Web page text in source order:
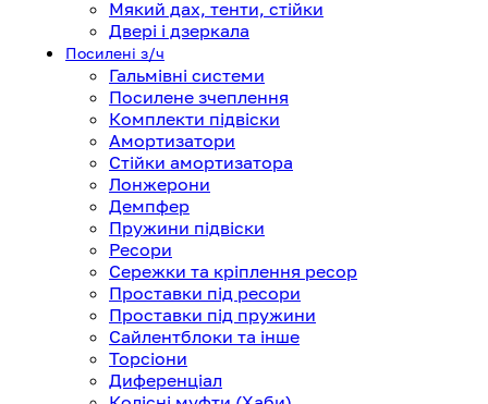
Мякий дах, тенти, стійки
Двері і дзеркала
Посилені з/ч
Гальмівні системи
Посилене зчеплення
Комплекти підвіски
Амортизатори
Стійки амортизатора
Лонжерони
Демпфер
Пружини підвіски
Ресори
Сережки та кріплення ресор
Проставки під ресори
Проставки під пружини
Сайлентблоки та інше
Торсіони
Диференціал